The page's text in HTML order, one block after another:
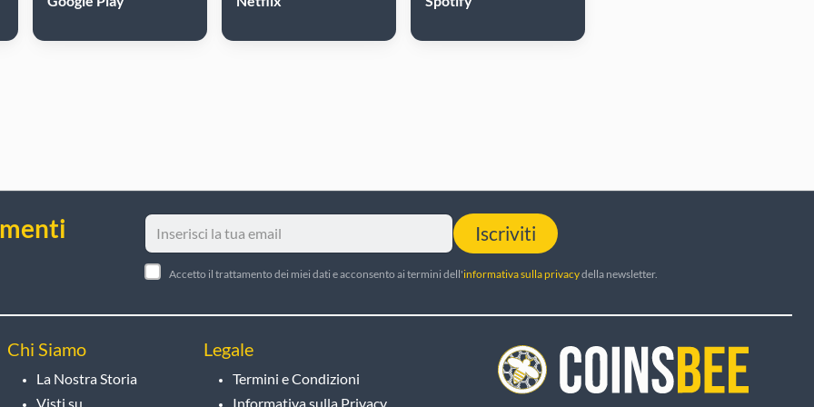
Iscriviti
Accetto il trattamento dei miei dati e acconsento ai termini dell'informativa sulla privacydella newsletter.
Chi Siamo
La Nostra Storia
Visti su
Legale
Termini e Condizioni
Informativa sulla Privacy